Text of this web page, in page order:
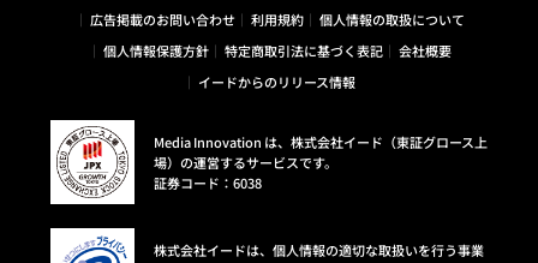
広告掲載のお問い合わせ
利用規約
個人情報の取扱について
個人情報保護方針
特定商取引法に基づく表記
会社概要
イードからのリリース情報
Media Innovation は、株式会社イード（東証グロース上
場）の運営するサービスです。
証券コード：6038
株式会社イードは、個人情報の適切な取扱いを行う事業